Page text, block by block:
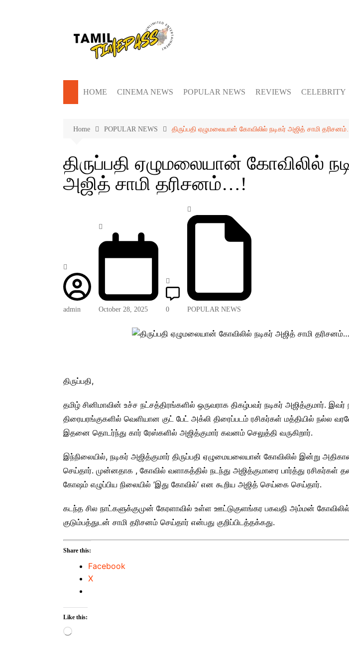
HOME CINEMA NEWS POPULAR NEWS REVIEWS CELEBRITY
Home POPULAR NEWS திருப்பதி ஏழுமலையான் கோவிலில் நடிகர் அஜித் சாமி
திருப்பதி ஏழுமலையான் கோவிலில்
அஜித் சாமி தரிசனம்…!
admin October 28, 2025 0 POPULAR NEWS
திருப்பதி,
தமிழ் சினிமாவின் உச்ச நட்சத்திரங்களில் ஒருவராக திகழ்பவர் நடிகர் அஜித்குமார்.
திரையரங்குகளில் வெளியான குட் பேட் அக்லி திரைப்படம் ரசிகர்கள் மத்தியில் நல்ல
இதனை தொடர்ந்து கார் ரேஸ்களில் அஜித்குமார் கவனம் செலுத்தி வருகிறார்.
இந்நிலையில், நடிகர் அஜித்குமார் திருப்பதி ஏழுமையலையான் கோவிலில் இன்று
செய்தார். முன்னதாக , கோவில் வளாகத்தில் நடந்து அஜித்குமாரை பார்த்து
கோஷம் எழுப்பிய நிலையில் ’இது கோவில்’ என கூறிய அஜித் செய்கை செய்தார்.
கடந்த சில நாட்களுக்குமுன் கேரளாவில் உள்ள ஊட்டுகுளங்கர பகவதி அம்மன்
குடும்பத்துடன் சாமி தரிசனம் செய்தார் என்பது குறிப்பிடத்தக்கது.
Share this:
Facebook
X
Like this:
Loading…